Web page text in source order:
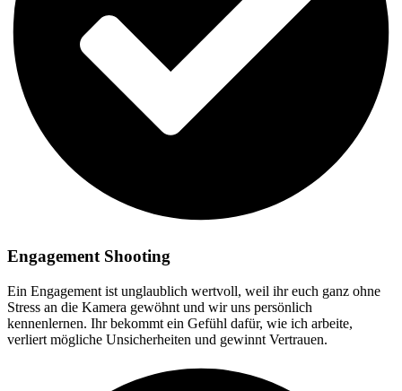
Engagement Shooting
Ein Engagement ist unglaublich wertvoll, weil ihr euch ganz ohne
Stress an die Kamera gewöhnt und wir uns persönlich
kennenlernen. Ihr bekommt ein Gefühl dafür, wie ich arbeite,
verliert mögliche Unsicherheiten und gewinnt Vertrauen.